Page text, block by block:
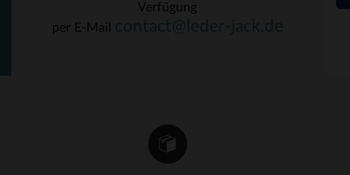
Verfügung
per E-Mail